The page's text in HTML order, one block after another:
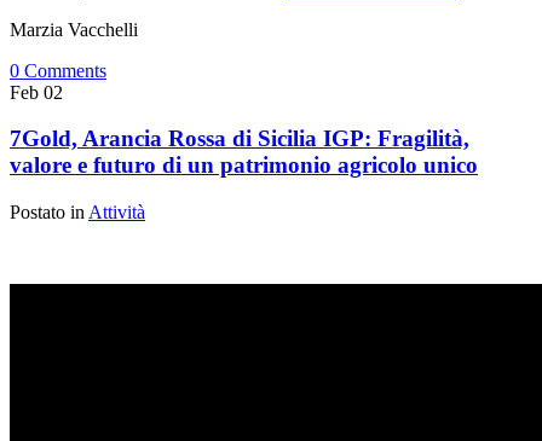
Marzia Vacchelli
0 Comments
Feb 02
7Gold, Arancia Rossa di Sicilia IGP: Fragilità,
valore e futuro di un patrimonio agricolo unico
Postato in Attività